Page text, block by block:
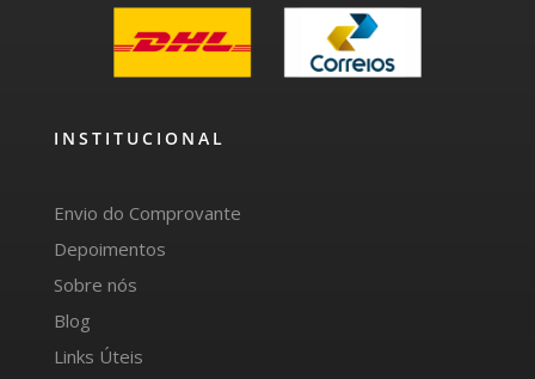
INSTITUCIONAL
Envio do Comprovante
Depoimentos
Sobre nós
Blog
Links Úteis